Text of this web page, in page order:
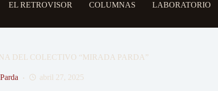
EL RETROVISOR COLUMNAS LABORATORIO
DEL COLECTIVO “MIRADA PARDA”
abril 27, 2025